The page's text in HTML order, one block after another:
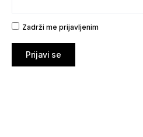
Zadrži me prijavljenim
Prijavi se